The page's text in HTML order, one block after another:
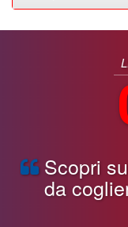
Scopri
da